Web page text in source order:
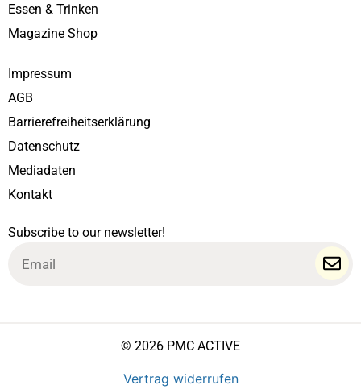
Essen & Trinken
Magazine Shop
Impressum
AGB
Barrierefreiheitserklärung
Datenschutz
Mediadaten
Kontakt
Subscribe to our newsletter!
© 2026 PMC ACTIVE
Vertrag widerrufen